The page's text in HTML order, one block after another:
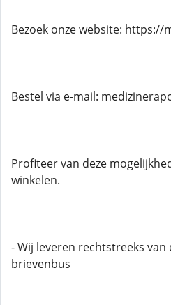
Bezoek onze website:
Bestel via e-mail:
Profiteer van deze
winkelen.
- Wij leveren rechtstreeks
brievenbus